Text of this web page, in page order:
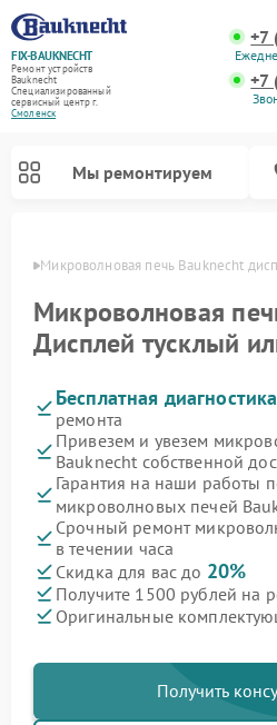
FIX-BAUKNECHT
Ремонт устройств
Bauknecht
Специализированный
cервисный центр г.
Смоленск
+7
+7
Мы ремонтируем
Микроволновая печь Bauknecht
Микроволновая
Дисплей тусклый
Бесплатная диагностика
ремонта
Привезем и увезем
Bauknecht собственной
Гарантия на наши работы
микроволновых печей
Срочный ремонт
в течении часа
Скидка для вас до 20%
Получите 1500 рублей на
Оригинальные
Получить